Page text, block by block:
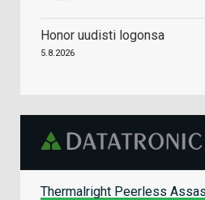
Honor uudisti logonsa
5.8.2026
Thermalright Peerless